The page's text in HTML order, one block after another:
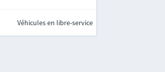
Véhicules en libre-service